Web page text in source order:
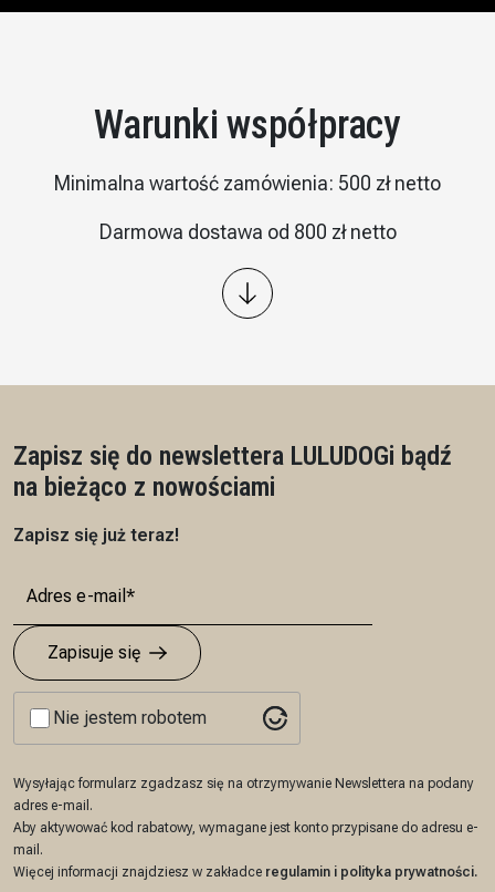
Warunki współpracy
Minimalna wartość zamówienia: 500 zł netto
Darmowa dostawa od 800 zł netto
Wysyłka: kurier InPost
Zapisz się do newslettera LULUDOGi bądź
na bieżąco z nowościami
Zapisz się już teraz!
Zapisuje się
Nie jestem robotem
Wysyłając formularz zgadzasz się na otrzymywanie Newslettera na podany
adres e-mail.
Aby aktywować kod rabatowy, wymagane jest konto przypisane do adresu e-
mail.
Więcej informacji znajdziesz w zakładce regulamin i polityka prywatności.